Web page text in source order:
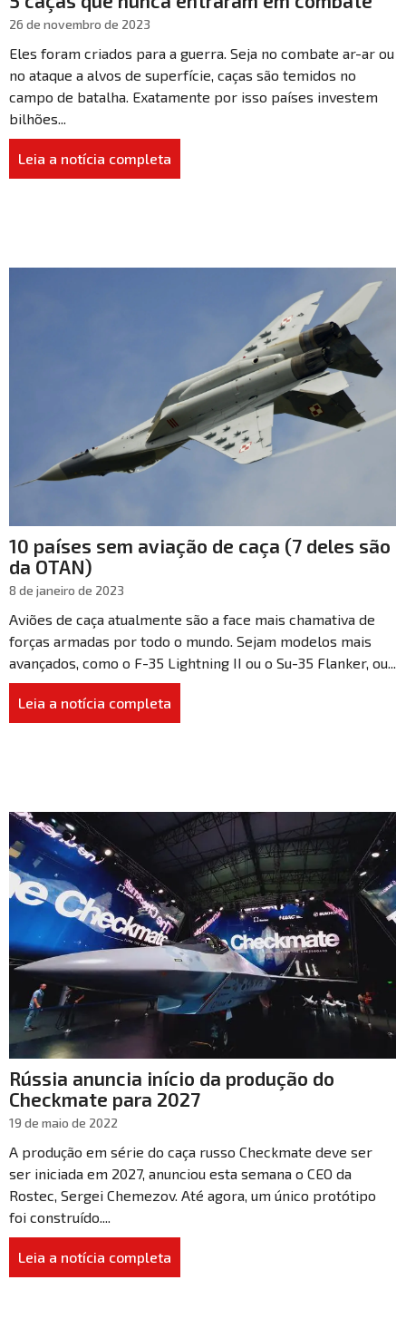
26 de novembro de 2023
Eles foram criados para a guerra. Seja no combate ar-ar ou
no ataque a alvos de superfície, caças são temidos no
campo de batalha. Exatamente por isso países investem
bilhões...
Leia a notícia completa
10 países sem aviação de caça (7 deles são
da OTAN)
8 de janeiro de 2023
Aviões de caça atualmente são a face mais chamativa de
forças armadas por todo o mundo. Sejam modelos mais
avançados, como o F-35 Lightning II ou o Su-35 Flanker, ou...
Leia a notícia completa
Rússia anuncia início da produção do
Checkmate para 2027
19 de maio de 2022
A produção em série do caça russo Checkmate deve ser
ser iniciada em 2027, anunciou esta semana o CEO da
Rostec, Sergei Chemezov. Até agora, um único protótipo
foi construído....
Leia a notícia completa